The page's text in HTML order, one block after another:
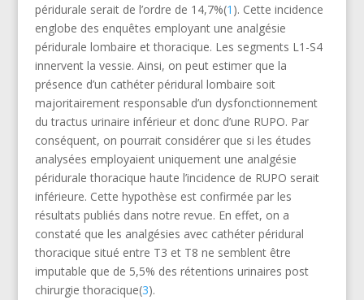
péridurale serait de l’ordre de 14,7%(1 ). Cette incidence
englobe des enquêtes employant une analgésie
péridurale lombaire et thoracique. Les segments L1-S4
innervent la vessie. Ainsi, on peut estimer que la
présence d’un cathéter péridural lombaire soit
majoritairement responsable d’un dysfonctionnement
du tractus urinaire inférieur et donc d’une RUPO. Par
conséquent, on pourrait considérer que si les études
analysées employaient uniquement une analgésie
péridurale thoracique haute l’incidence de RUPO serait
inférieure. Cette hypothèse est confirmée par les
résultats publiés dans notre revue. En effet, on a
constaté que les analgésies avec cathéter péridural
thoracique situé entre T3 et T8 ne semblent être
imputable que de 5,5% des rétentions urinaires post
chirurgie thoracique(3).